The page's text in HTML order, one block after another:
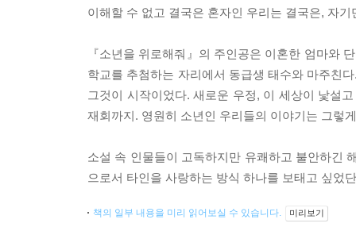
이해할 수 없고 결국은 혼자인 우리는 결국은, 자
『소년을 위로해줘』의 주인공은 이혼한 엄마와
학교를 추첨하는 자리에서 동급생 태수와 마주친
그것이 시작이었다. 새로운 우정, 이 세상이 낯설
재회까지. 영원히 소년인 우리들의 이야기는 그렇
소설 속 인물들이 고독하지만 유쾌하고 불안하긴
으로서 타인을 사랑하는 방식 하나를 보태고 싶었
책의 일부 내용을 미리 읽어보실 수 있습니다. 미리보기